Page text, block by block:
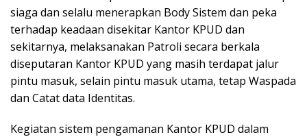
siaga dan selalu menerapkan Body Sistem dan peka
terhadap keadaan disekitar Kantor KPUD dan
sekitarnya, melaksanakan Patroli secara berkala
diseputaran Kantor KPUD yang masih terdapat jalur
pintu masuk, selain pintu masuk utama, tetap Waspada
dan Catat data Identitas.
Kegiatan sistem pengamanan Kantor KPUD dalam